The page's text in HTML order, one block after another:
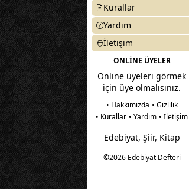
Kurallar
Yardım
İletişim
ONLİNE ÜYELER
Online üyeleri görmek
için üye olmalısınız.
• Hakkımızda • Gizlilik
• Kurallar • Yardım • İletişim
Edebiyat, Şiir, Kitap
©2026 Edebiyat Defteri